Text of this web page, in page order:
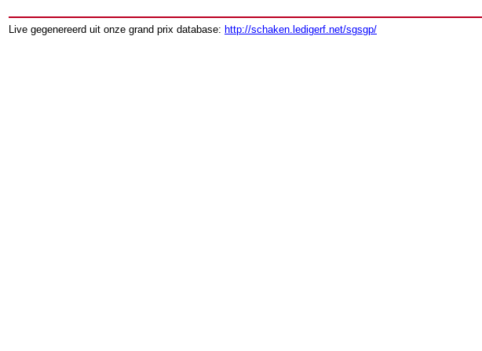
Live gegenereerd uit onze grand prix database: http://schaken.ledigerf.net/sgsgp/